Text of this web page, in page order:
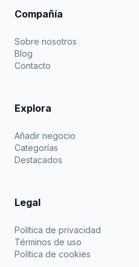
Compañía
Sobre nosotros
Blog
Contacto
Explora
Añadir negocio
Categorías
Destacados
Legal
Política de privacidad
Términos de uso
Política de cookies